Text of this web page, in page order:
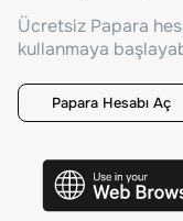
Ücretsiz Papara
kullanmaya
Papara Hesabı Aç